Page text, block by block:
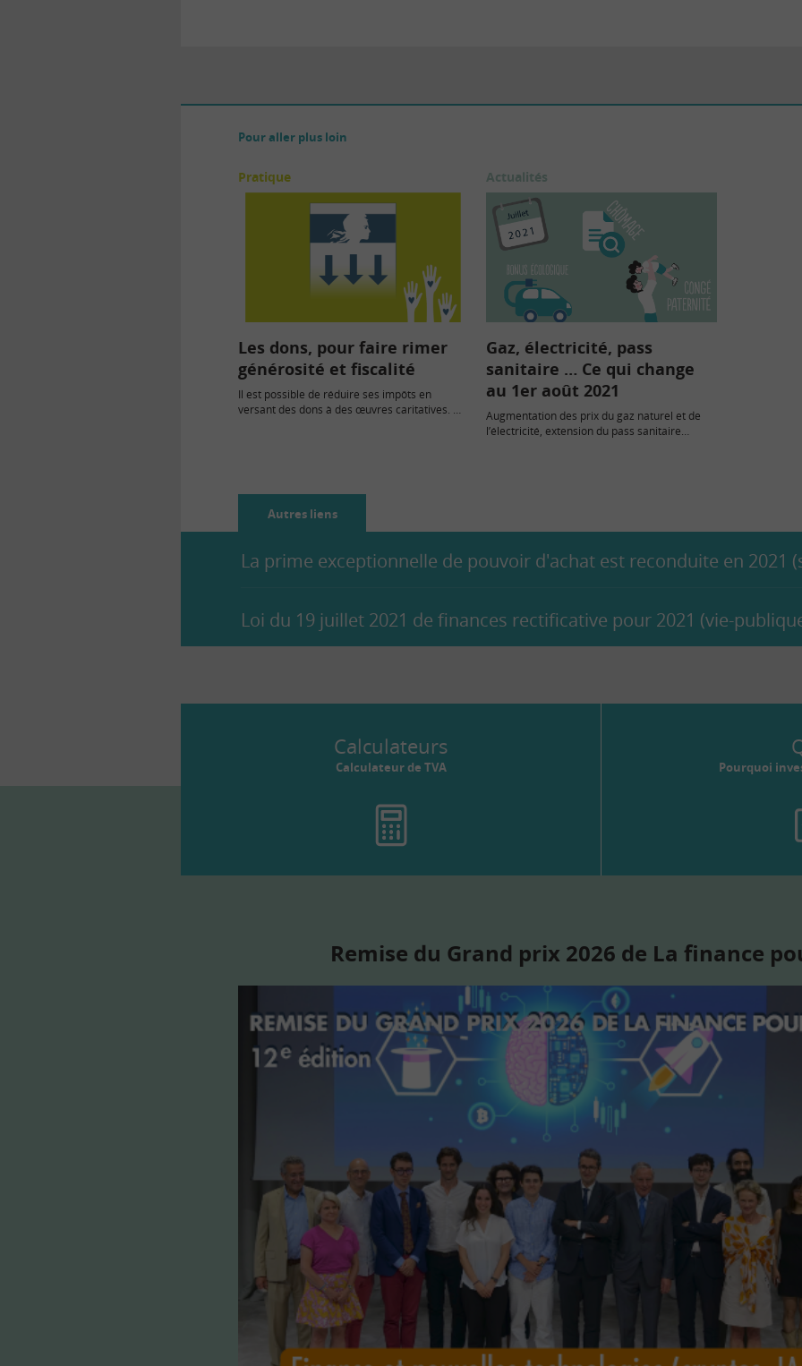
Pour aller plus loin
Pratique
Les dons, pour faire rimer
générosité et fiscalité
Il est possible de réduire ses impôts en
versant des dons à des œuvres caritatives. On
Actualités
Gaz, électricité, pass
sanitaire … Ce qui change
au 1er août 2021
Augmentation des prix du gaz naturel et de
l’électricité, extension du pass sanitaire
Autres liens
La prime exceptionnelle de pouvoir d'achat est reconduite en 2021
Loi du 19 juillet 2021 de finances rectificative pour 2021 (vie-
Calculateurs
Calculateur de TVA Pourquoi
Remise du Grand prix 2026 de La finance